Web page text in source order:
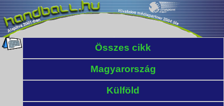
Összes cikk
Magyarország
Külföld